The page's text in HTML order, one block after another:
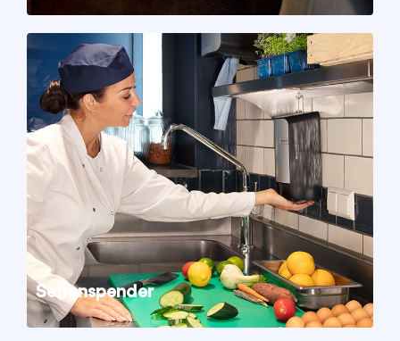
Seifenspender